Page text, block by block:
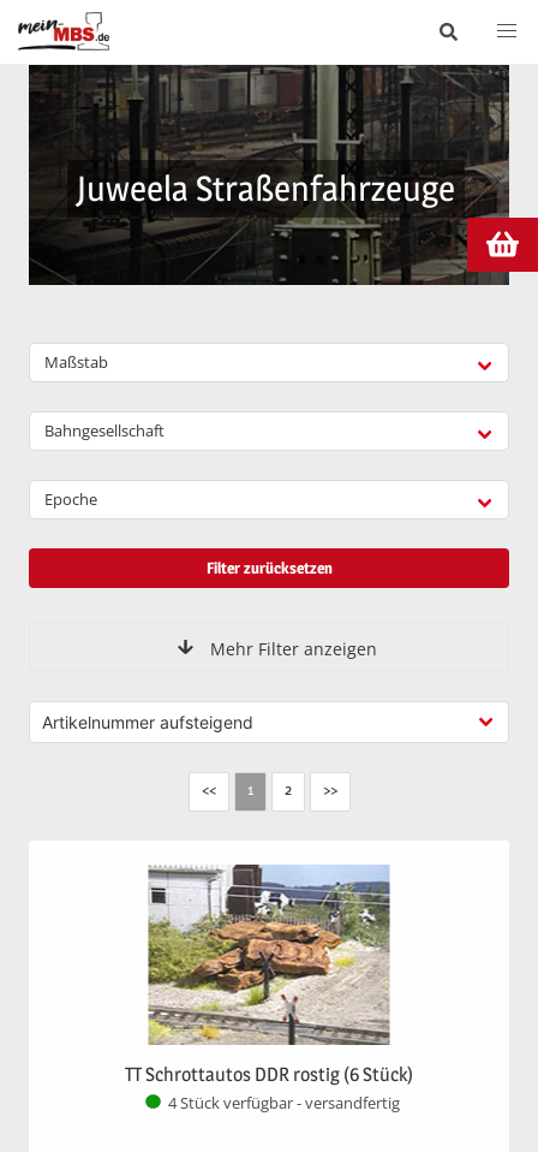
Juweela Straßenfahrzeuge
Maßstab
Bahngesellschaft
Epoche
Filter zurücksetzen
Mehr Filter anzeigen
<< 1 2 >>
TT Schrottautos DDR rostig (6 Stück)
4 Stück verfügbar - versandfertig